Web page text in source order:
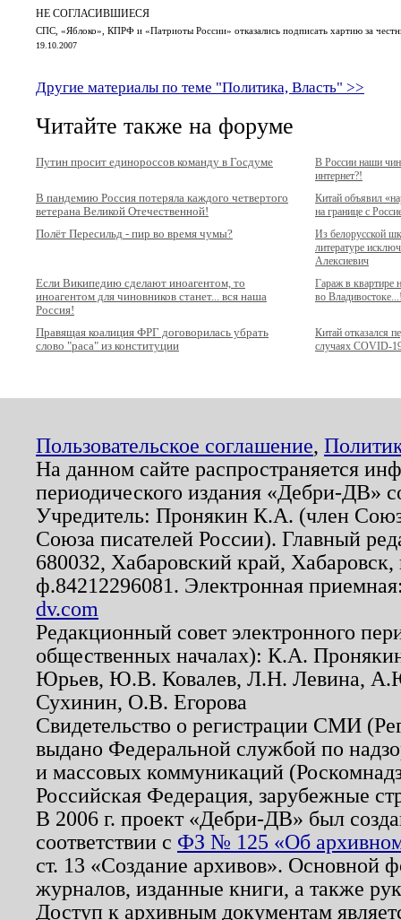
НЕ СОГЛАСИВШИЕСЯ
СПС, «Яблоко», КПРФ и «Патриоты России» отказались подписать хартию за
19.10.2007
Другие материалы по теме "Политика, Власть" >>
Читайте также на форуме
Путин просит единороссов команду в Госдуме
В России наши
интернет?!
В пандемию Россия потеряла каждого четвертого
ветерана Великой Отечественной!
Китай объявил
на границе с
Полёт Пересильд - пир во время чумы?
Из белорусской
литературе
Алексиевич
Если Википедию сделают иноагентом, то
иноагентом для чиновников станет... вся наша
Россия!
Гараж в
во
Правящая коалиция ФРГ договорилась убрать
слово "раса" из конституции
Китай отказался
случаях COVID-
Пользовательское соглашение,
На данном сайте распространяется
периодического издания «Дебри-ДВ»
Учредитель: Пронякин К.А. (член
Союза писателей России). Главный
680032, Хабаровский край,
ф.84212296081. Электронная
dv.com
Редакционный совет электронного
общественных началах): К.А.
Юрьев, Ю.В. Ковалев, Л.Н. Левина,
Сухинин, О.В. Егорова
Свидетельство о регистрации СМИ
выдано Федеральной службой по
и массовых коммуникаций
Российская Федерация, зарубежные
В 2006 г. проект «Дебри-ДВ» был
соответствии с ФЗ № 125 «Об
ст. 13 «Создание архивов». Основной
журналов, изданные книги, а также
Доступ к архивным документам